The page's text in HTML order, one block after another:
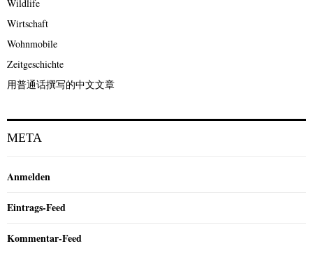
Wildlife
Wirtschaft
Wohnmobile
Zeitgeschichte
用普通话撰写的中文文章
META
Anmelden
Eintrags-Feed
Kommentar-Feed